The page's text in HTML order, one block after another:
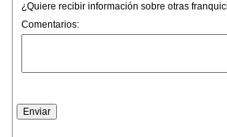
¿Quiere recibir información sobre otras
Comentarios: